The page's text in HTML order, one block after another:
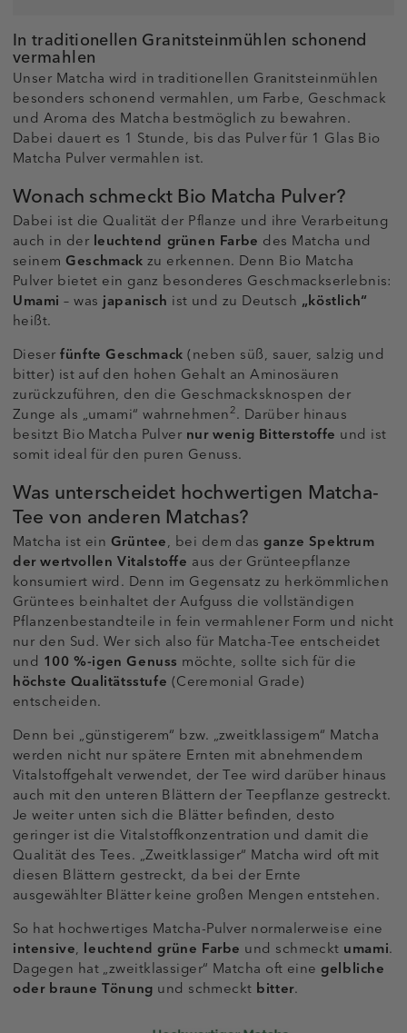
In traditionellen Granitsteinmühlen schonend
vermahlen
Unser Matcha wird in traditionellen Granitsteinmühlen
besonders schonend vermahlen, um Farbe, Geschmack
und Aroma des Matcha bestmöglich zu bewahren.
Dabei dauert es 1 Stunde, bis das Pulver für 1 Glas Bio
Matcha Pulver vermahlen ist.
Wonach schmeckt Bio Matcha Pulver?
Dabei ist die Qualität der Pflanze und ihre Verarbeitung
auch in derleuchtend grünen Farbe des Matcha und
seinemGeschmackzu erkennen. Denn Bio Matcha
Pulver bietet ein ganz besonderes Geschmackserlebnis:
Umami – wasjapanisch ist und zu Deutsch „köstlich“
heißt.
Dieserfünfte Geschmack(neben süß, sauer, salzig und
bitter) ist auf den hohen Gehalt an Aminosäuren
zurückzuführen, den die Geschmacksknospen der
Zunge als „umami“ wahrnehmen2. Darüber hinaus
besitzt Bio Matcha Pulver nur wenig Bitterstoffe und ist
somit ideal für den puren Genuss.
Was unterscheidet hochwertigen Matcha-
Tee von anderen Matchas?
Matcha ist ein Grüntee, bei dem dasganze Spektrum
der wertvollen Vitalstoffe aus der Grünteepflanze
konsumiert wird. Denn im Gegensatz zu herkömmlichen
Grüntees beinhaltet der Aufguss die vollständigen
Pflanzenbestandteile in fein vermahlener Form und nicht
nur den Sud. Wer sich also für Matcha-Tee entscheidet
und 100 %-igen Genuss möchte, sollte sich für die
höchste Qualitätsstufe (Ceremonial Grade)
entscheiden.
Denn bei „günstigerem“ bzw. „zweitklassigem“ Matcha
werden nicht nur spätere Ernten mit abnehmendem
Vitalstoffgehalt verwendet, der Tee wird darüber hinaus
auch mit den unteren Blättern der Teepflanze gestreckt.
Je weiter unten sich die Blätter befinden, desto
geringer ist die Vitalstoffkonzentration und damit die
Qualität des Tees. „Zweitklassiger“ Matcha wird oft mit
diesen Blättern gestreckt, da bei der Ernte
ausgewählter Blätter keine großen Mengen entstehen.
So hat hochwertiges Matcha-Pulver normalerweise eine
intensive, leuchtend grüne Farbe und schmeckt umami.
Dagegen hat „zweitklassiger“ Matcha oft einegelbliche
oder braune Tönung und schmeckt bitter.